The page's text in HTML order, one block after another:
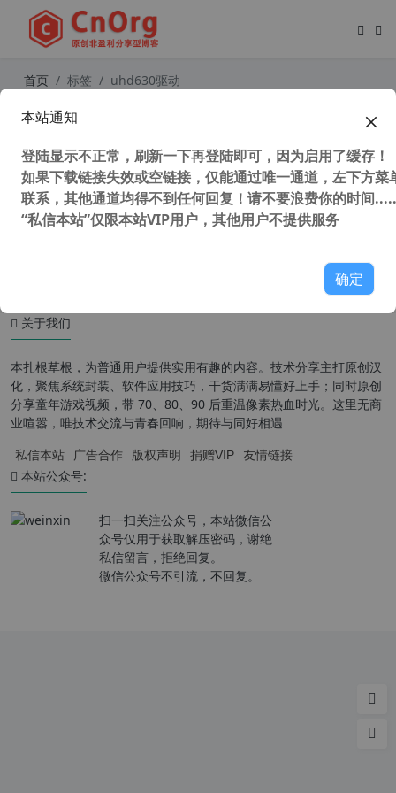
首页 标签 uhd630驱动
英特尔 intel 7、8、9代CPU集成显卡
关于我们
本扎根草根，为普通用户提供实用有趣的内容。技术分享主打原创汉
化，聚焦系统封装、软件应用技巧，干货满满易懂好上手；同时原创
分享童年游戏视频，带 70、80、90 后重温像素热血时光。这里无商
业喧嚣，唯技术交流与青春回响，期待与同好相遇
私信本站 广告合作 版权声明 捐赠VIP 友情链接
本站公众号:
扫一扫关注公众号，本站微信公
众号仅用于获取解压密码，谢绝
私信留言，拒绝回复。
微信公众号不引流，不回复。
本站通知
登陆显示不正常，刷新一下再登陆即可，因为启用了缓存！
如果下载链接失效或空链接，仅能通过唯一通道，左下方菜
联系，其他通道均得不到任何回复！请不要浪费你的时间
“私信本站”仅限本站VIP用户，其他用户不提供服务
确定